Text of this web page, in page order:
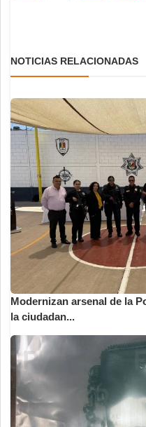
NOTICIAS RELACIONADAS
Modernizan arsenal de la
la ciudadan...